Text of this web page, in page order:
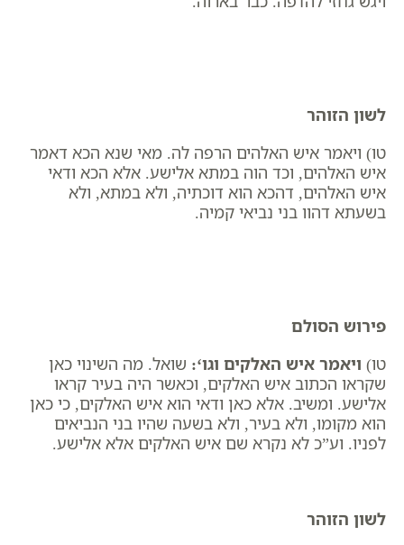
לשון הזוהר
טו) ויאמר איש האלהים הרפה לה. מאי שנא הכא דאמר
איש האלהים, וכד הוה במתא אלישע. אלא הכא ודאי
איש האלהים, דהכא הוא דוכתיה, ולא במתא, ולא
בשעתא דהוו בני נביאי קמיה.
פירוש הסולם
טו) ויאמר איש האלקים וגו‘: שואל. מה השינוי כאן
שקראו הכתוב איש האלקים, וכאשר היה בעיר קראו
אלישע. ומשיב. אלא כאן ודאי הוא איש האלקים, כי כאן
הוא מקומו, ולא בעיר, ולא בשעה שהיו בני הנביאים
לפניו. וע”כ לא נקרא שם איש האלקים אלא אלישע.
לשון הזוהר